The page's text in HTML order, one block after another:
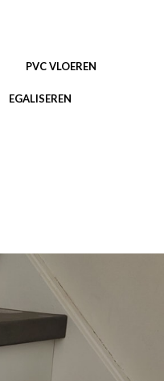
PVC VLOEREN
EGALISEREN